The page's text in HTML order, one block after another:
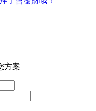
方案